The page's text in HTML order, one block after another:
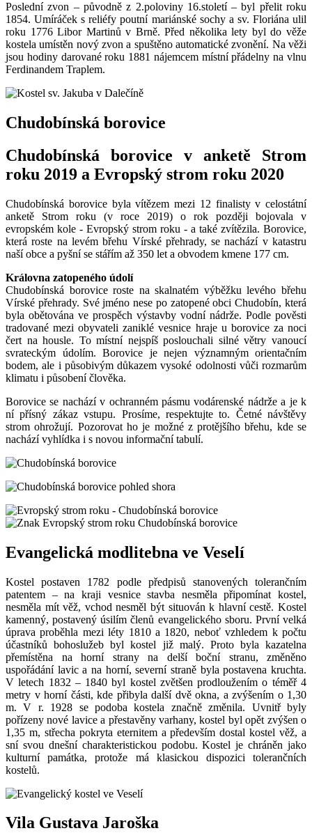
Poslední zvon – původně z 2.poloviny 16.století – byl přelit roku
1854. Umíráček s reliéfy poutní mariánské sochy a sv. Floriána ulil
roku 1776 Libor Martinů v Brně. Před několika lety byl do věže
kostela umístěn nový zvon a spuštěno automatické zvonění. Na věži
jsou hodiny darované roku 1881 nájemcem místní přádelny na vlnu
Ferdinandem Traplem.
Chudobínská borovice
Chudobínská borovice v anketě Strom
roku 2019 a Evropský strom roku 2020
Chudobínská borovice byla vítězem mezi 12 finalisty v celostátní
anketě Strom roku (v roce 2019) o rok později bojovala v
evropském kole - Evropský strom roku - a také zvítězila. Borovice,
která roste na levém břehu Vírské přehrady, se nachází v katastru
naší obce a pyšní se stářím až 350 let a obvodem kmene 177 cm.
Královna zatopeného údolí
Chudobínská borovice roste na skalnatém výběžku levého břehu
Vírské přehrady. Své jméno nese po zatopené obci Chudobín, která
byla obětována ve prospěch výstavby vodní nádrže. Podle pověsti
tradované mezi obyvateli zaniklé vesnice hraje u borovice za noci
čert na housle. To místní nejspíš poslouchali silné větry vanoucí
svrateckým údolím. Borovice je nejen významným orientačním
bodem, ale i působivým důkazem vysoké odolnosti vůči rozmarům
klimatu i působení člověka.
Borovice se nachází v ochranném pásmu vodárenské nádrže a je k
ní přísný zákaz vstupu. Prosíme, respektujte to. Četné návštěvy
strom ohrožují. Pozorovat ho je možné z protějšího břehu, kde se
nachází vyhlídka i s novou informační tabulí.
Evangelická modlitebna ve Veselí
Kostel postaven 1782 podle předpisů stanovených tolerančním
patentem – na kraji vesnice stavba nesměla připomínat kostel,
nesměla mít věž, vchod nesměl být situován k hlavní cestě. Kostel
kamenný, postavený úsilím členů evangelického sboru. První velká
úprava proběhla mezi léty 1810 a 1820, neboť vzhledem k počtu
účastníků bohoslužeb byl kostel již malý. Proto byla kazatelna
přemístěna na horní strany na delší boční stranu, změněno
uspořádání lavic a na horní, severní straně byla postavena kruchta.
V letech 1832 – 1840 byl kostel zvětšen prodloužením o téměř 4
metry v horní části, kde přibyla další dvě okna, a zvýšením o 1,30
m. V r. 1928 se podoba kostela značně změnila. Uvnitř byly
pořízeny nové lavice a přestavěny varhany, kostel byl opět zvýšen o
1,35 m, střecha pokryta eternitem a především dostal kostel věž, a
sní svou dnešní charakteristickou podobu. Kostel je chráněn jako
kulturní památka, protože má klasickou dispozici tolerančních
kostelů.
Vila Gustava Jaroška